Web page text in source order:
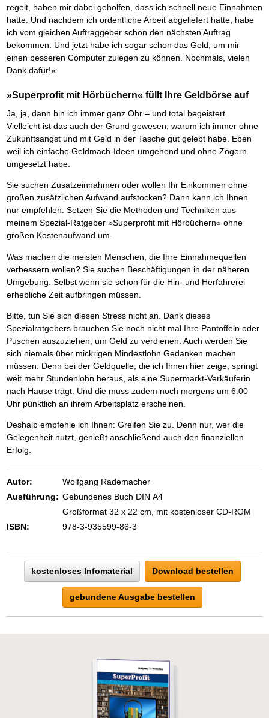
regelt, haben mir dabei geholfen, dass ich schnell neue Einnahmen
hatte. Und nachdem ich ordentliche Arbeit abgeliefert hatte, habe
ich vom gleichen Auftraggeber schon den nächsten Auftrag
bekommen. Und jetzt habe ich sogar schon das Geld, um mir
einen besseren Computer zulegen zu können. Nochmals, vielen
Dank dafür!«
»Superprofit mit Hörbüchern« füllt Ihre Geldbörse auf
Ja, ja, dann bin ich immer ganz Ohr – und total begeistert.
Vielleicht ist das auch der Grund gewesen, warum ich immer ohne
Zukunftsangst und mit Geld in der Tasche gut gelebt habe. Eben
weil ich einfache Geldmach-Ideen umgehend und ohne Zögern
umgesetzt habe.
Sie suchen Zusatzeinnahmen oder wollen Ihr Einkommen ohne
großen zusätzlichen Aufwand aufstocken? Dann kann ich Ihnen
nur empfehlen: Setzen Sie die Methoden und Techniken aus
meinem Spezial-Ratgeber »Superprofit mit Hörbüchern« ohne
großen Kostenaufwand um.
Was machen die meisten Menschen, die Ihre Einnahmequellen
verbessern wollen? Sie suchen Beschäftigungen in der näheren
Umgebung. Selbst wenn sie schon für die Hin- und Herfahrerei
erhebliche Zeit aufbringen müssen.
Bitte, tun Sie sich diesen Stress nicht an. Dank dieses
Spezialratgebers brauchen Sie noch nicht mal Ihre Pantoffeln oder
Puschen auszuziehen, um Geld zu verdienen. Auch werden Sie
sich niemals über mickrigen Mindestlohn Gedanken machen
müssen. Denn bei der Geldquelle, die ich Ihnen hier zeige, springt
weit mehr Stundenlohn heraus, als eine Supermarkt-Verkäuferin
nach Hause trägt. Und die muss zudem noch morgens um 6:00
Uhr pünktlich an ihrem Arbeitsplatz erscheinen.
Deshalb empfehle ich Ihnen: Greifen Sie zu. Denn nur, wer die
Gelegenheit nutzt, genießt anschließend auch den finanziellen
Erfolg.
Autor:
Wolfgang Rademacher
Ausführung: Gebundenes Buch DIN A4
Großformat 32 x 22 cm, mit kostenloser CD-ROM
ISBN:
978-3-935599-86-3
kostenloses Infomaterial Download bestellen
gebundene Ausgabe bestellen